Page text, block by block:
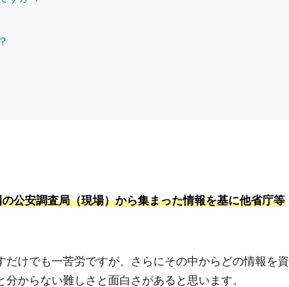
公安調査局（現場）から集まった情報を基に他省庁等
けでも一苦労ですが、さらにその中からどの情報を資
からない難しさと面白さがあると思います。